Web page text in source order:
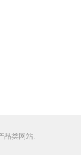
品类网站.